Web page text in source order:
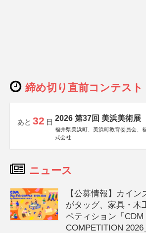
締め切り直前コンテスト
あと 32 日 2026 第37回 美浜美術展
福井県美浜町、美浜町教育委員会、
式会社
ニュース
【公募情報】カイ
がタッグ、家具・木
ペティション「CDM
COMPETITION